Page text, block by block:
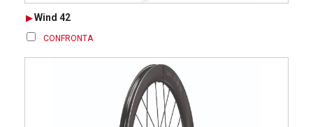
Wind 42
CONFRONTA